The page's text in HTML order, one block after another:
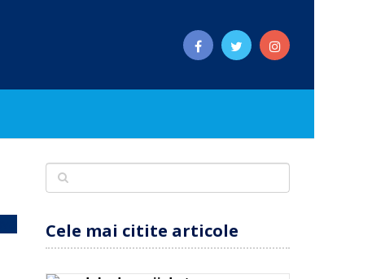
Cele mai citite articole